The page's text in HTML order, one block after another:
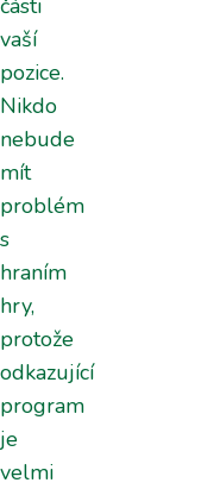
vaší
pozice.
Nikdo
nebude
mít
problém
s
hraním
hry,
protože
odkazující
program
je
velmi